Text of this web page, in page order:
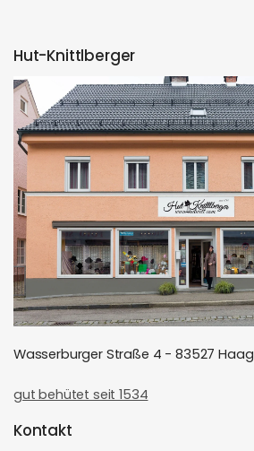
Hut-Knittlberger
Wasserburger Straße 4 - 83527 Haag
gut behütet seit 1534
Kontakt